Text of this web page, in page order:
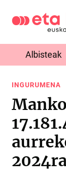
Albisteak
INGURUMENA